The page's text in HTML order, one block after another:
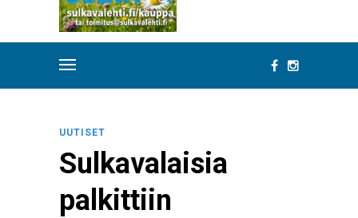
UUTISET
Sulkavalaisia
palkittiin